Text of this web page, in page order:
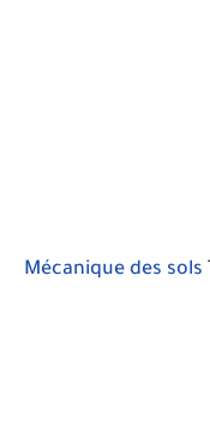
Mécanique des sols